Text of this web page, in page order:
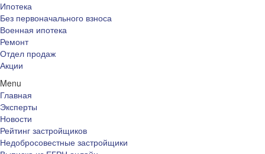
Ипотека
Без первоначального взноса
Военная ипотека
Ремонт
Отдел продаж
Акции
Menu
Главная
Эксперты
Новости
Рейтинг застройщиков
Недобросовестные застройщики